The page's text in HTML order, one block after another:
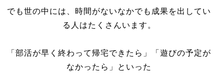
でも世の中には、時間がないなかでも成果を出してい
る人はたくさんいます。
「部活が早く終わって帰宅できたら」「遊びの予定が
なかったら」といった